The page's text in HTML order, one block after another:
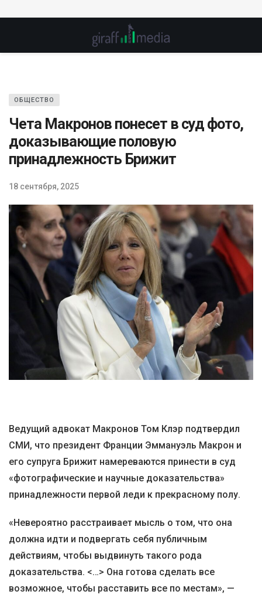
ОБЩЕСТВО
Чета Макронов понесет в суд фото,
доказывающие половую
принадлежность Брижит
18 сентября, 2025
Ведущий адвокат Макронов Том Клэр подтвердил
СМИ, что президент Франции Эммануэль Макрон и
его супруга Брижит намереваются принести в суд
«фотографические и научные доказательства»
принадлежности первой леди к прекрасному полу.
«Невероятно расстраивает мысль о том, что она
должна идти и подвергать себя публичным
действиям, чтобы выдвинуть такого рода
доказательства. <…> Она готова сделать все
возможное, чтобы расставить все по местам», —